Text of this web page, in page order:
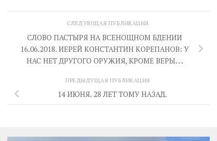
СЛЕДУЮЩАЯ ПУБЛИКАЦИЯ
СЛОВО ПАСТЫРЯ НА ВСЕНОЩНОМ БДЕНИИ
16.06.2018. ИЕРЕЙ КОНСТАНТИН КОРЕПАНОВ: У
НАС НЕТ ДРУГОГО ОРУЖИЯ, КРОМЕ ВЕРЫ. . .
ПРЕДЫДУЩАЯ ПУБЛИКАЦИЯ
14 ИЮНЯ. 28 ЛЕТ ТОМУ НАЗАД.